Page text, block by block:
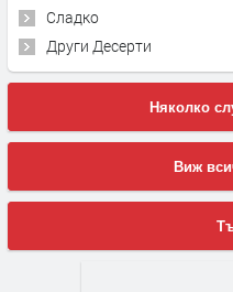
Сладко
Други Десерти
Няколко
Виж